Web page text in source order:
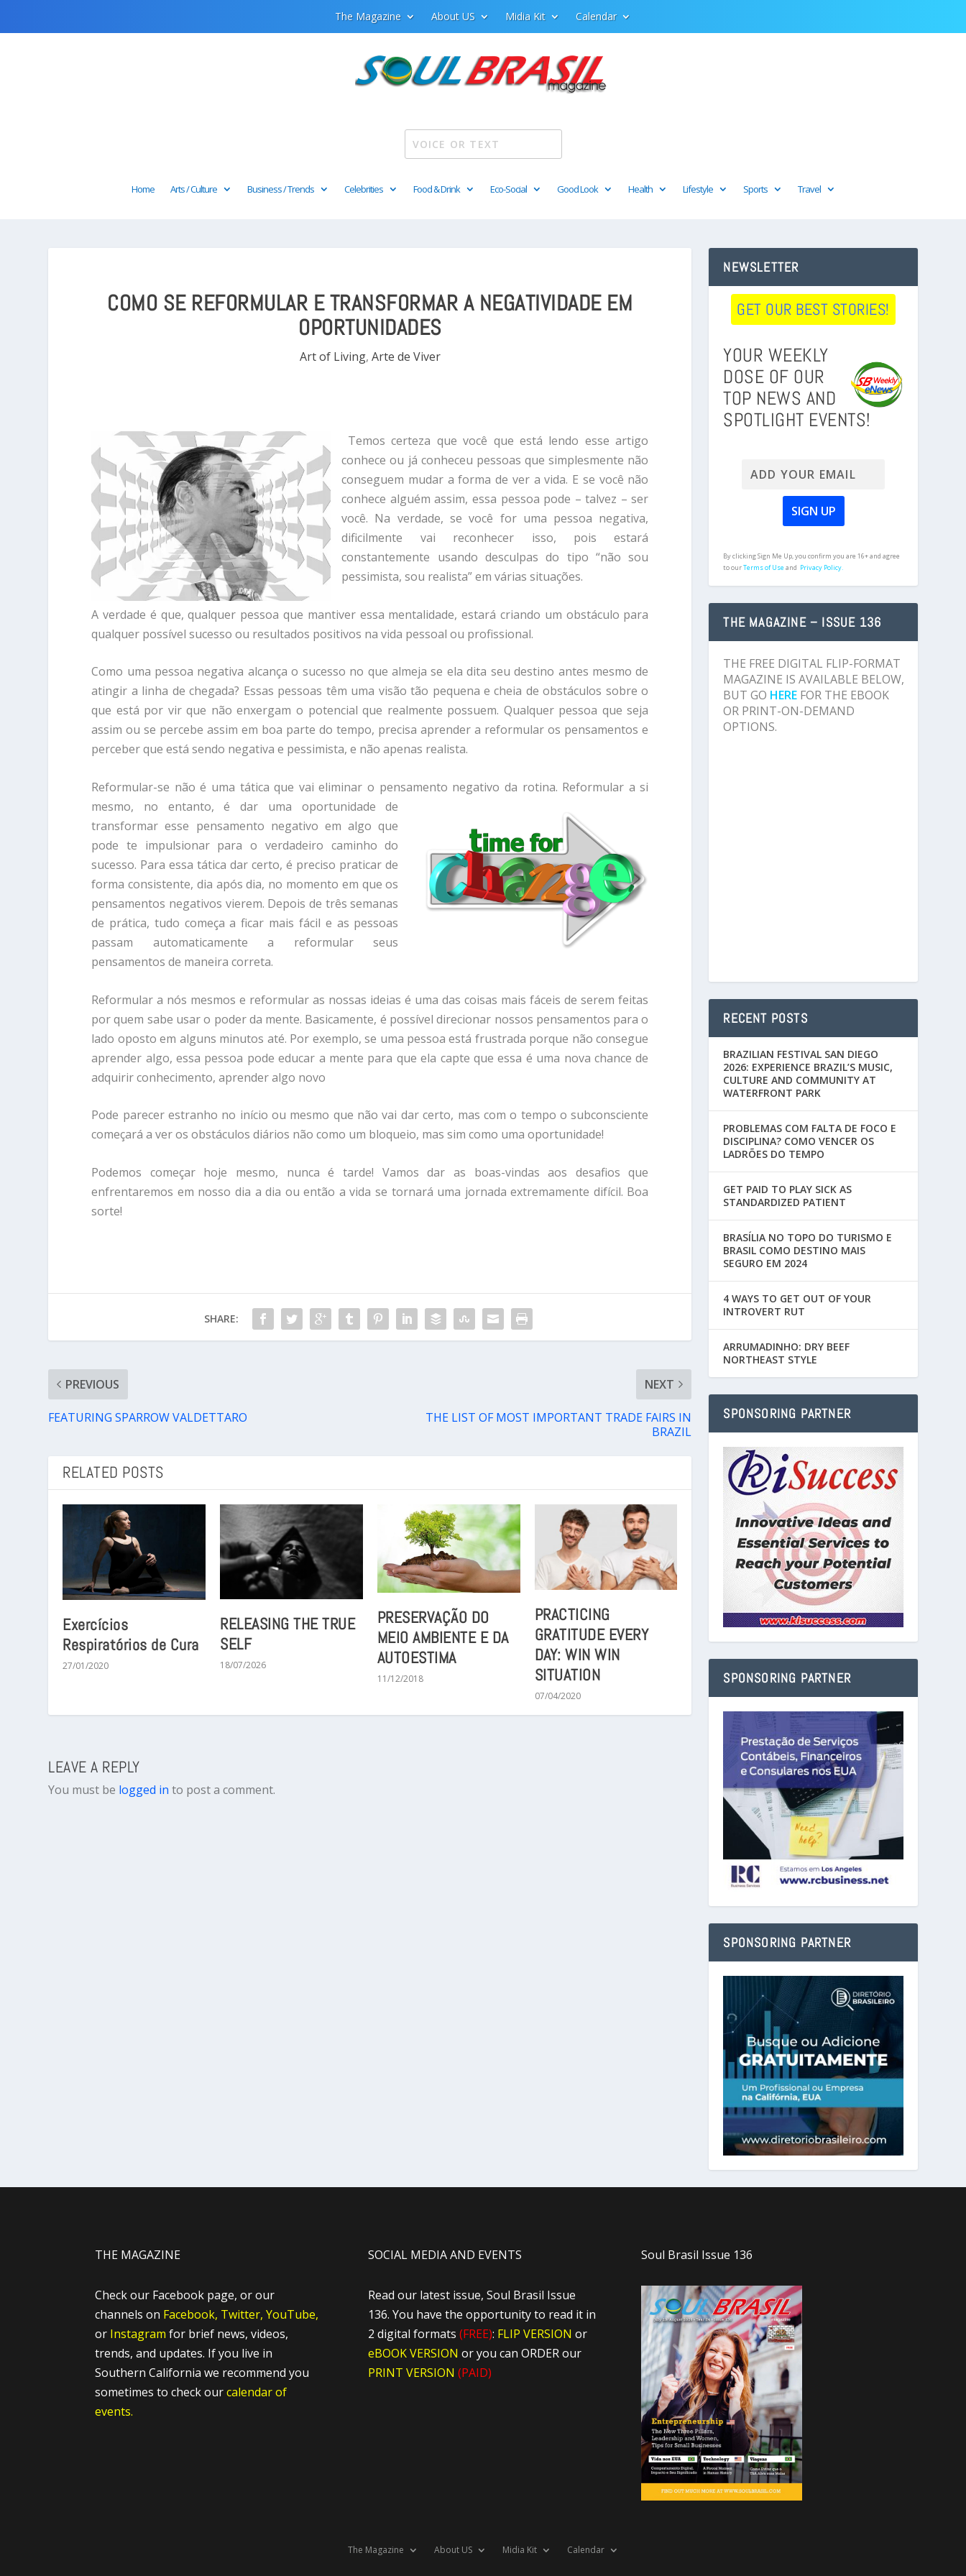
The Magazine About US Midia Kit Calendar
Home Arts / Culture Business / Trends Celebrities Food & Drink Eco-Social Good Look Health Lifestyle Sports Travel
COMO SE REFORMULAR E TRANSFORMAR A NEGATIVIDADE EM
OPORTUNIDADES
Art of Living, Arte de Viver
Temos certeza que você que está lendo esse artigo
conhece ou já conheceu pessoas que simplesmente não
conseguem mudar a forma de ver a vida. E se você não
conhece alguém assim, essa pessoa pode – talvez – ser
você. Na verdade, se você for uma pessoa negativa,
dificilmente vai reconhecer isso, pois estará
constantemente usando desculpas do tipo “não sou
pessimista, sou realista” em várias situações.
A verdade é que, qualquer pessoa que mantiver essa mentalidade, estará criando um obstáculo para
qualquer possível sucesso ou resultados positivos na vida pessoal ou profissional.
Como uma pessoa negativa alcança o sucesso no que almeja se ela dita seu destino antes mesmo de
atingir a linha de chegada? Essas pessoas têm uma visão tão pequena e cheia de obstáculos sobre o
que está por vir que não enxergam o potencial que realmente possuem. Qualquer pessoa que seja
assim ou se percebe assim em boa parte do tempo, precisa aprender a reformular os pensamentos e
perceber que está sendo negativa e pessimista, e não apenas realista.
Reformular-se não é uma tática que vai eliminar o pensamento negativo da rotina. Reformular a si
mesmo, no entanto, é dar uma oportunidade de
transformar esse pensamento negativo em algo que
pode te impulsionar para o verdadeiro caminho do
sucesso. Para essa tática dar certo, é preciso praticar de
forma consistente, dia após dia, no momento em que os
pensamentos negativos vierem. Depois de três semanas
de prática, tudo começa a ficar mais fácil e as pessoas
passam automaticamente a reformular seus
pensamentos de maneira correta.
Reformular a nós mesmos e reformular as nossas ideias é uma das coisas mais fáceis de serem feitas
por quem sabe usar o poder da mente. Basicamente, é possível direcionar nossos pensamentos para o
lado oposto em alguns minutos até. Por exemplo, se uma pessoa está frustrada porque não consegue
aprender algo, essa pessoa pode educar a mente para que ela capte que essa é uma nova chance de
adquirir conhecimento, aprender algo novo
Pode parecer estranho no início ou mesmo que não vai dar certo, mas com o tempo o subconsciente
começará a ver os obstáculos diários não como um bloqueio, mas sim como uma oportunidade!
Podemos começar hoje mesmo, nunca é tarde! Vamos dar as boas-vindas aos desafios que
enfrentaremos em nosso dia a dia ou então a vida se tornará uma jornada extremamente difícil. Boa
sorte!
SHARE:
PREVIOUS
FEATURING SPARROW VALDETTARO
NEXT
THE LIST OF MOST IMPORTANT TRADE FAIRS IN
BRAZIL
RELATED POSTS
Exercícios
Respiratórios de Cura
27/01/2020
RELEASING THE TRUE
SELF
18/07/2026
PRESERVAÇÃO DO
MEIO AMBIENTE E DA
AUTOESTIMA
11/12/2018
PRACTICING
GRATITUDE EVERY
DAY: WIN WIN
SITUATION
07/04/2020
LEAVE A REPLY
You must be logged in to post a comment.
NEWSLETTER
GET OUR BEST STORIES!
YOUR WEEKLY
DOSE OF OUR
TOP NEWS AND
SPOTLIGHT EVENTS!
By clicking Sign Me Up, you confirm you are 16+ and agree
to ourTerms of Useand Privacy Policy.
THE MAGAZINE – ISSUE 136
THE FREE DIGITAL FLIP-FORMAT
MAGAZINE IS AVAILABLE BELOW,
BUT GO HERE FOR THE EBOOK
OR PRINT-ON-DEMAND
OPTIONS.
RECENT POSTS
BRAZILIAN FESTIVAL SAN DIEGO
2026: EXPERIENCE BRAZIL’S MUSIC,
CULTURE AND COMMUNITY AT
WATERFRONT PARK
PROBLEMAS COM FALTA DE FOCO E
DISCIPLINA? COMO VENCER OS
LADRÕES DO TEMPO
GET PAID TO PLAY SICK AS
STANDARDIZED PATIENT
BRASÍLIA NO TOPO DO TURISMO E
BRASIL COMO DESTINO MAIS
SEGURO EM 2024
4 WAYS TO GET OUT OF YOUR
INTROVERT RUT
ARRUMADINHO: DRY BEEF
NORTHEAST STYLE
SPONSORING PARTNER
SPONSORING PARTNER
SPONSORING PARTNER
THE MAGAZINE
Check our Facebook page, or our
channels on Facebook, Twitter, YouTube,
or Instagram for brief news, videos,
trends, and updates. If you live in
Southern California we recommend you
sometimes to check ourcalendar of
events.
SOCIAL MEDIA AND EVENTS
Read our latest issue, Soul Brasil Issue
136. You have the opportunity to read it in
2 digital formats (FREE): FLIP VERSION or
eBOOK VERSION or you can ORDER our
PRINT VERSION (PAID)
Soul Brasil Issue 136
The Magazine About US Midia Kit Calendar